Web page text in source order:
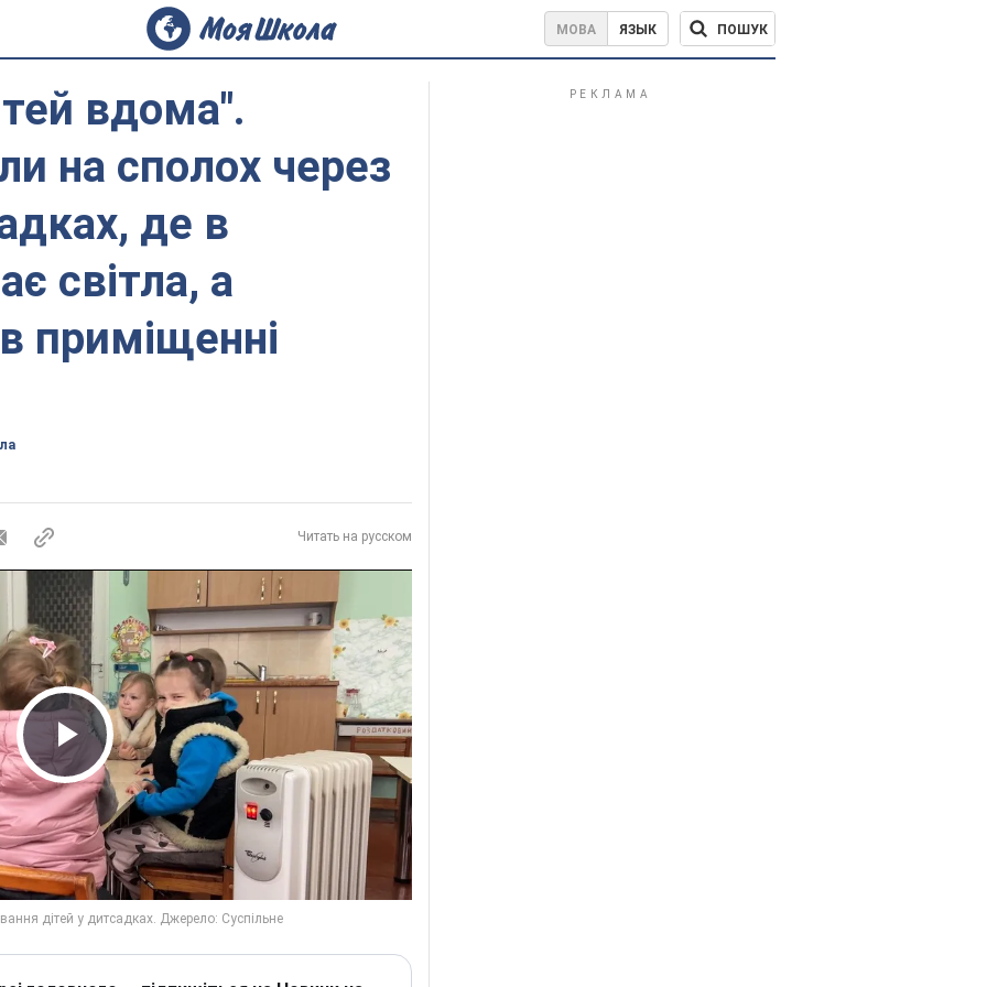
МОВА ЯЗЫК ПОШУК
вдома".
на сполох через
де в
світла, а
приміщенні
Читать на русском
Play Video